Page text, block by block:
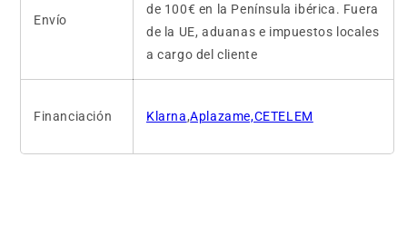
Envío
de 100€ en la Península ibérica. Fuera
de la UE, aduanas e impuestos locales
a cargo del cliente
Financiación Klarna,Aplazame,CETELEM